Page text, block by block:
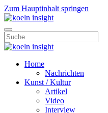
Zum Hauptinhalt springen
Home
Nachrichten
Kunst / Kultur
Artikel
Video
Interview